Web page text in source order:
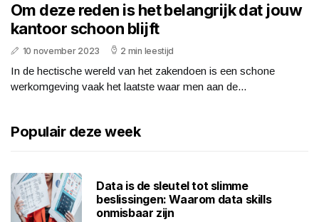
Om deze reden is het belangrijk dat jouw
kantoor schoon blijft
10 november 2023 2 min leestijd
In de hectische wereld van het zakendoen is een schone
werkomgeving vaak het laatste waar men aan de...
Populair deze week
Data is de sleutel tot slimme
beslissingen: Waarom data skills
onmisbaar zijn